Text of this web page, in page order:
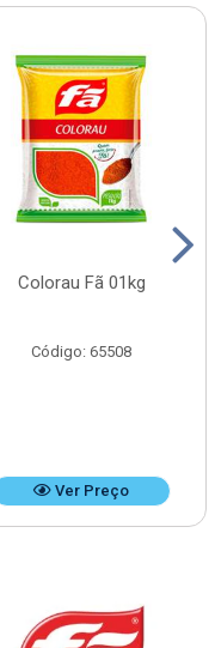
Colorau Fã 01kg
Código: 65508
Ver Preço